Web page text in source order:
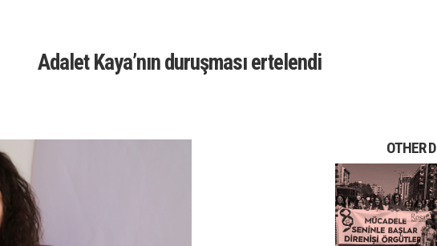
Adalet Kaya’nın duruşması ertelendi
OTHER